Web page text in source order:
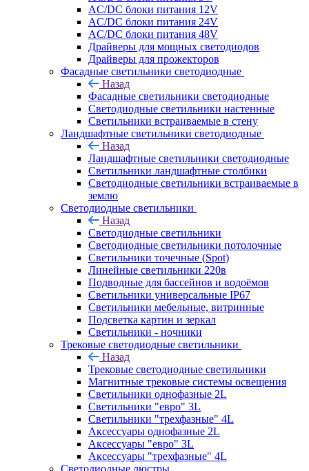
AC/DC блоки питания 12V
AC/DC блоки питания 24V
AC/DC блоки питания 48V
Драйверы для мощных светодиодов
Драйверы для прожекторов
Фасадные светильники светодиодные
Назад
Фасадные светильники светодиодные
Светодиодные светильники настенные
Светильники встраиваемые в стену
Ландшафтные светильники светодиодные
Назад
Ландшафтные светильники светодиодные
Светильники ландшафтные столбики
Светодиодные светильники встраиваемые в
землю
Светодиодные светильники
Назад
Светодиодные светильники
Светодиодные светильники потолочные
Светильники точечные (Spot)
Линейные светильники 220в
Подводные для бассейнов и водоёмов
Светильники универсальные IP67
Светильники мебельные, витринные
Подсветка картин и зеркал
Светильники - ночники
Трековые светодиодные светильники
Назад
Трековые светодиодные светильники
Магнитные трековые системы освещения
Светильники однофазные 2L
Светильники "евро" 3L
Светильники "трехфазные" 4L
Аксессуары однофазные 2L
Аксессуары "евро" 3L
Аксессуары "трехфазные" 4L
Светодиодные люстры